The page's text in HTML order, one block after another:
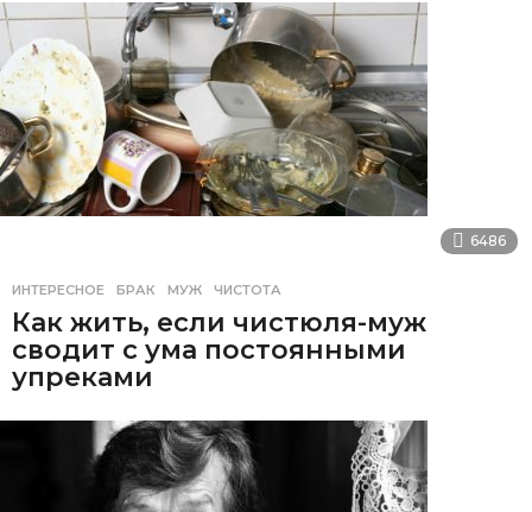
6486
ИНТЕРЕСНОЕ БРАК ,МУЖ ,ЧИСТОТА
Как жить, если чистюля-муж
сводит с ума постоянными
упреками